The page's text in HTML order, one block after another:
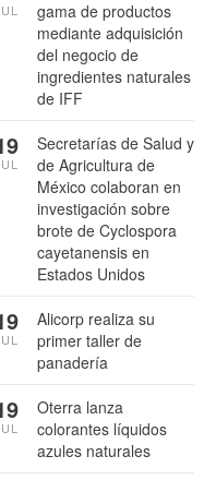
gama de productos
mediante adquisición
del negocio de
ingredientes naturales
de IFF
Secretarías de Salud y
de Agricultura de
México colaboran en
investigación sobre
brote de Cyclospora
cayetanensis en
Estados Unidos
Alicorp realiza su
primer taller de
panadería
Oterra lanza
colorantes líquidos
azules naturales